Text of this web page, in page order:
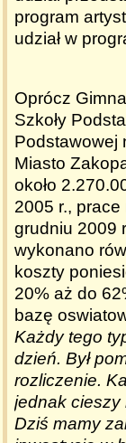
program
udział w
Oprócz
Szkoły
Podstawowej
Miasto
około
2005 r.,
grudniu 2009
wykonano
koszty
20% aż do
bazę
Każdy tego
dzień. Był
rozliczenie.
jednak cieszy
Dziś mamy